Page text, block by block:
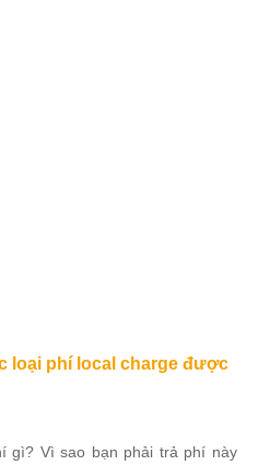
loại phí local charge được
gì? Vì sao bạn phải trả phí này